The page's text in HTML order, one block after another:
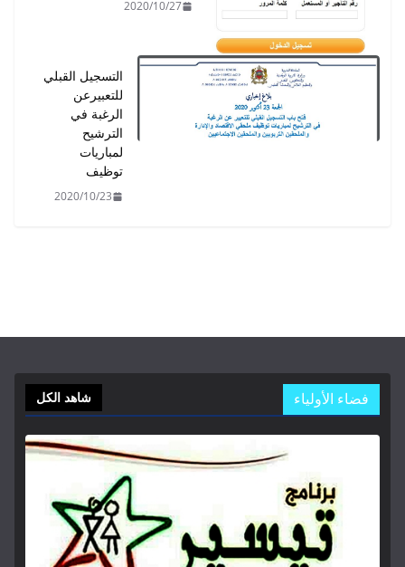
2020/10/27
التسجيل القبلي
للتعبيرعن
الرغبة في
الترشيح
لمباريات
توظيف
2020/10/23
فضاء الأولياء شاهد الكل